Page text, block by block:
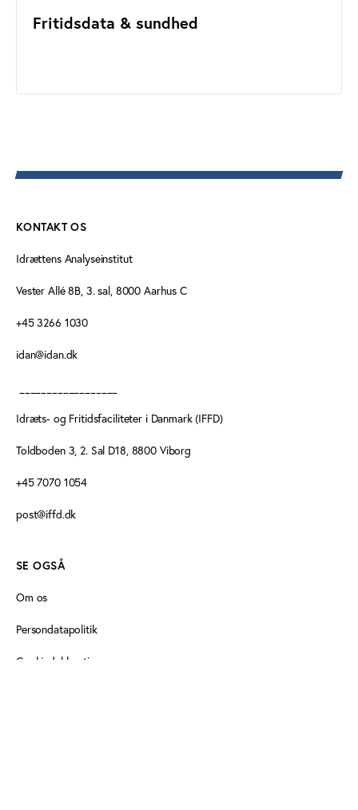
Fritidsdata & sundhed
KONTAKT OS
Idrættens Analyseinstitut
Vester Allé 8B, 3. sal, 8000 Aarhus C
+45 3266 1030
idan@idan.dk
Idræts- og Fritidsfaciliteter i Danmark (IFFD)
Toldboden 3, 2. Sal D18, 8800 Viborg
+45 7070 1054
post@iffd.dk
SE OGSÅ
Om os
Persondatapolitik
Cookiedeklaration